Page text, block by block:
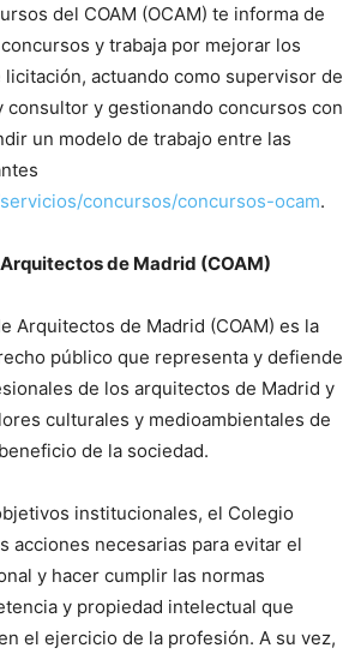
del COAM (OCAM) te informa de
y trabaja por mejorar los
actuando como supervisor de
consultor y gestionando concursos con
un modelo de trabajo entre las
concursos/concursos-ocam.
de Madrid (COAM)
Arquitectos de Madrid (COAM) es la
público que representa y defiende
de los arquitectos de Madrid y
culturales y medioambientales de
de la sociedad.
institucionales, el Colegio
acciones necesarias para evitar el
y hacer cumplir las normas
y propiedad intelectual que
el ejercicio de la profesión. A su vez,